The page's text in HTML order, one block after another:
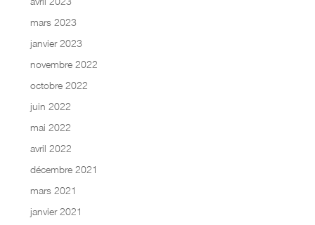
mars 2023
janvier 2023
novembre 2022
octobre 2022
juin 2022
mai 2022
avril 2022
décembre 2021
mars 2021
janvier 2021